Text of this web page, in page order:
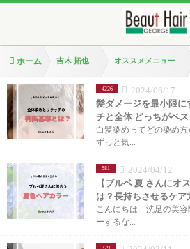
ホーム 吉木 拓也 オススメメニュー
4226
2024/06/17
髪ダメージを最小限に
チと全体 どっちがベス
白髪染めってどの染め方
ずっと気...
581
2024/04/12
【ブルベ 夏 さんにオ
は？長持ちさせるケア
こんにちは 洗足の美容
ーするな...
379